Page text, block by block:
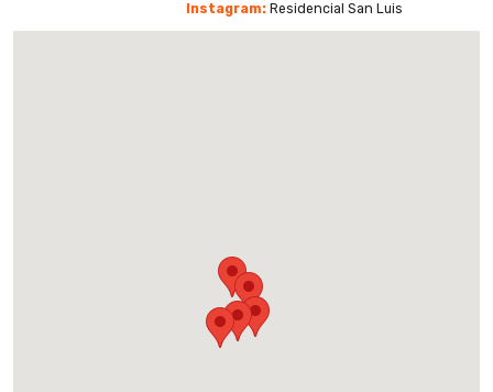
Instagram:Residencial San Luis